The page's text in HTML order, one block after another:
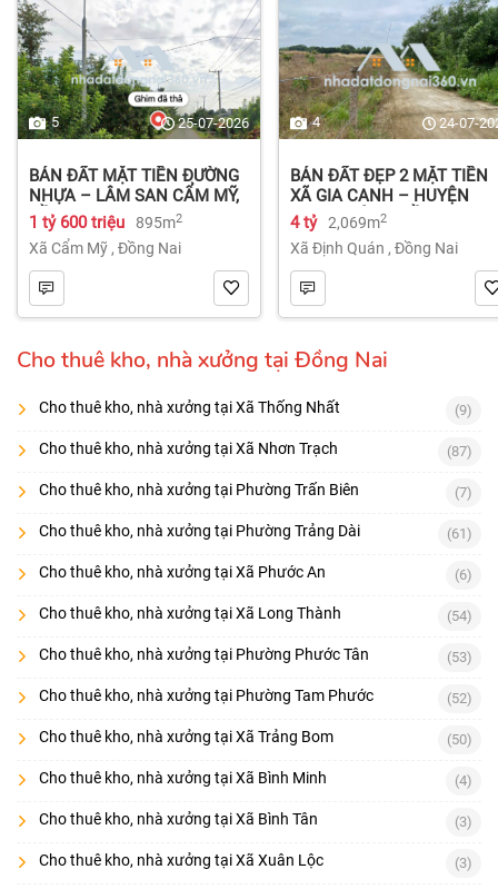
5 25-07-2026
BÁN ĐẤT MẶT TIỀN ĐƯỜNG
NHỰA – LÂM SAN CẨM MỸ,
ĐỒNG NAI.
1 tỷ 600 triệu 895m2
Xã Cẩm Mỹ , Đồng Nai
4 24-07-
BÁN ĐẤT ĐẸP 2 MẶT TIỀN
XÃ GIA CANH – HUYỆN
ĐỊNH QUÁN – ĐỒNG NAI dt
2.069m² 4 tỷ
4 tỷ 2,069m2
Xã Định Quán , Đồng Nai
Cho thuê kho, nhà xưởng tại Đồng Nai
Cho thuê kho, nhà xưởng tại Xã Thống Nhất (9)
Cho thuê kho, nhà xưởng tại Xã Nhơn Trạch (87)
Cho thuê kho, nhà xưởng tại Phường Trấn Biên (7)
Cho thuê kho, nhà xưởng tại Phường Trảng Dài (61)
Cho thuê kho, nhà xưởng tại Xã Phước An (6)
Cho thuê kho, nhà xưởng tại Xã Long Thành (54)
Cho thuê kho, nhà xưởng tại Phường Phước Tân (53)
Cho thuê kho, nhà xưởng tại Phường Tam Phước (52)
Cho thuê kho, nhà xưởng tại Xã Trảng Bom (50)
Cho thuê kho, nhà xưởng tại Xã Bình Minh (4)
Cho thuê kho, nhà xưởng tại Xã Bình Tân (3)
Cho thuê kho, nhà xưởng tại Xã Xuân Lộc (3)